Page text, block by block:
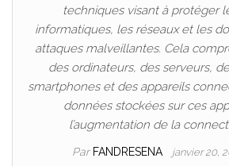
techniques visant à protéger
informatiques, les réseaux et les
attaques malveillantes. Cela
des ordinateurs, des serveurs,
smartphones et des appareils
données stockées sur ces
l’augmentation de la
Par FANDRESENA janvier 20,